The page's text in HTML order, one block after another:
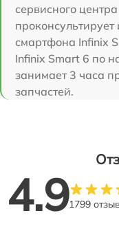
сервисного
проконсультирует
смартфона Infinix
Infinix Smart 6 по
занимает 3 часа
запчастей.
4.91799